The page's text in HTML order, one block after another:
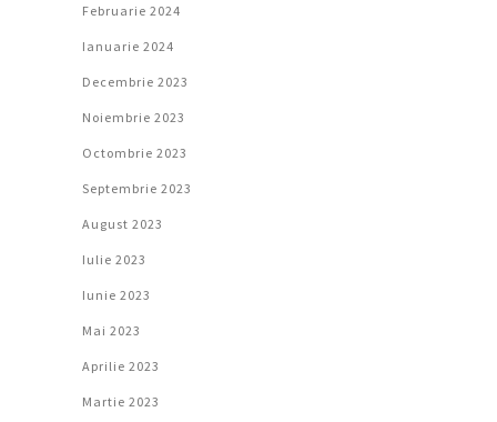
Februarie 2024
Ianuarie 2024
Decembrie 2023
Noiembrie 2023
Octombrie 2023
Septembrie 2023
August 2023
Iulie 2023
Iunie 2023
Mai 2023
Aprilie 2023
Martie 2023